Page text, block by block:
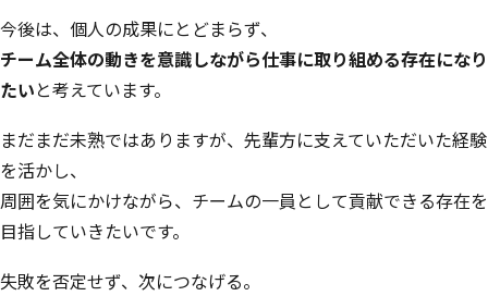
今後は、個人の成果にとどまらず、
チーム全体の動きを意識しながら仕事に取り組める存在になり
たいと考えています。
まだまだ未熟ではありますが、先輩方に支えていただいた経験
を活かし、
周囲を気にかけながら、チームの一員として貢献できる存在を
目指していきたいです。
失敗を否定せず、次につなげる。